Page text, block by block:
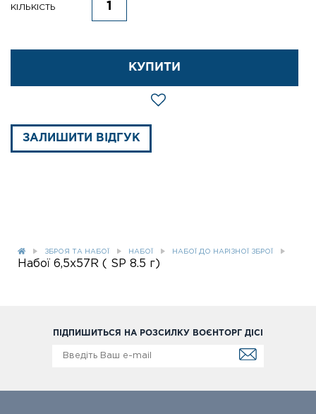
КІЛЬКІСТЬ
КУПИТИ
ЗАЛИШИТИ ВІДГУК
ЗБРОЯ ТА НАБОЇ НАБОЇ НАБОЇ ДО НАРІЗНОЇ ЗБРОЇ
Набої 6,5х57R ( SP 8.5 г)
ПІДПИШИТЬСЯ НА РОЗСИЛКУ ВОЄНТОРГ ДІСІ